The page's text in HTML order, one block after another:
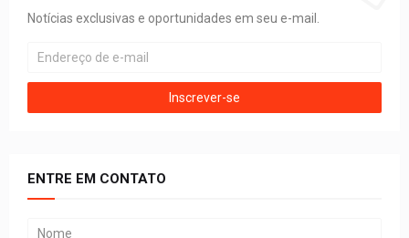
Notícias exclusivas e oportunidades em seu e-mail.
ENTRE EM CONTATO